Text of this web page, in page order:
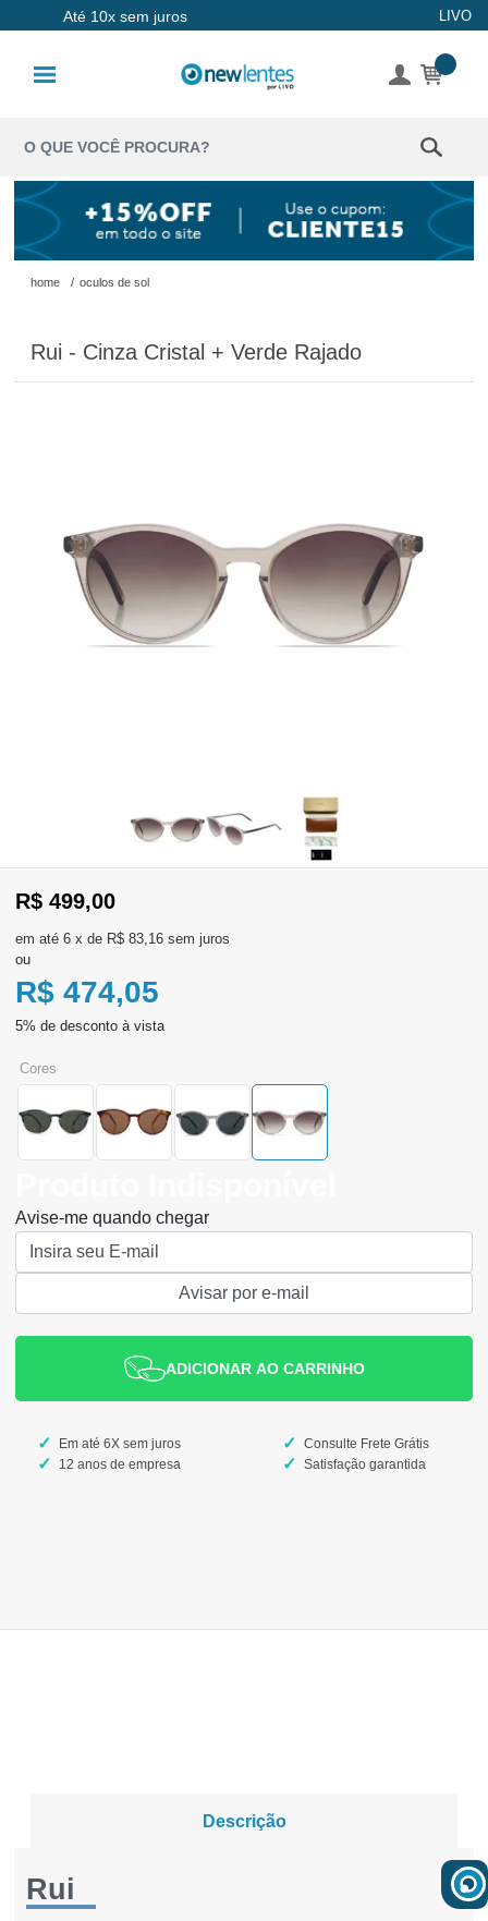
Até 10x sem juros LIVO
Coloridas
Solução
Óculos de
Óculos de
Grau
Consultar
Pedidos
Recompra
se
Registre-
home / oculos de sol
Rui - Cinza Cristal + Verde Rajado
R$ 499,00
6 x de R$ 83,16 sem juros
ou
R$ 474,05
cores
Avise-me quando chegar
ADICIONAR AO CARRINHO
Em até 6X sem juros
12 anos de empresa
Consulte Frete Grátis
Satisfação garantida
Descrição
Rui